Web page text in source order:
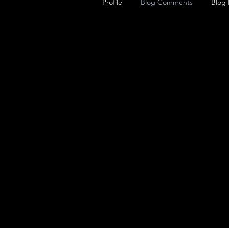
Profile Blog Comments Blog